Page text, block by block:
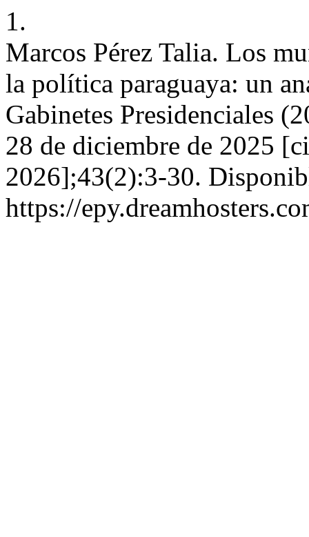
1.
Marcos Pérez Talia. Los
la política paraguaya: un
Gabinetes Presidenciales
28 de diciembre de 2025
2026];43(2):3-30.
https://